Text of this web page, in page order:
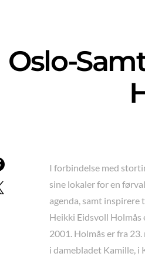
Oslo-
I forbindelse med
sine lokaler for en
agenda, samt
Heikki Eidsvoll
2001. Holmås er fra
i damebladet Kamille, i